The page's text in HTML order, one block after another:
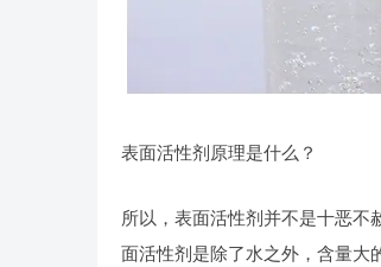
表面活性剂原理是什么？
所以，表面活性剂并不是十恶
面活性剂是除了水之外，含量大